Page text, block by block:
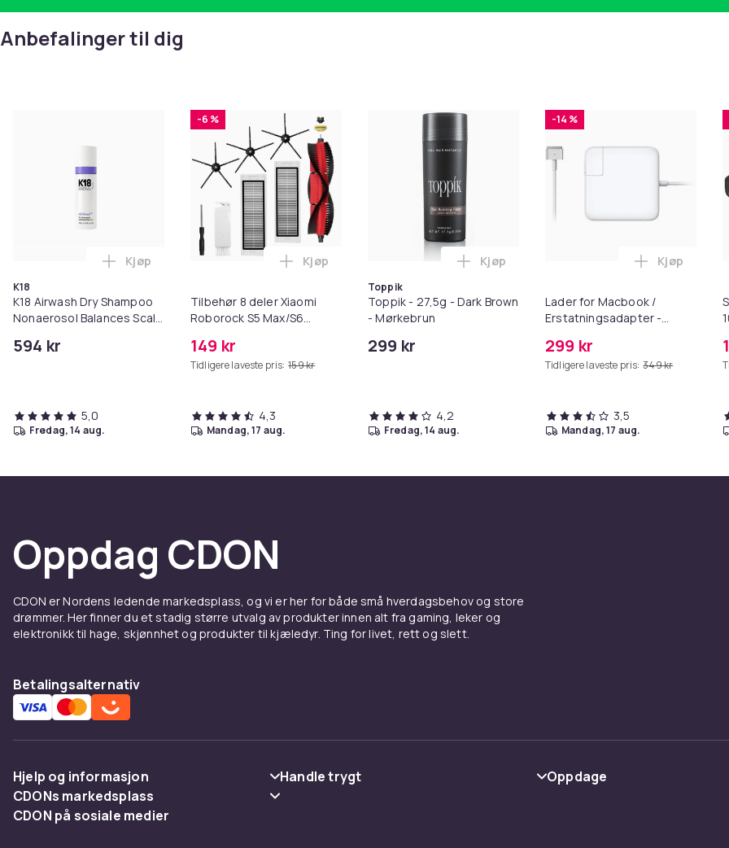
Anbefalinger til dig
K18
K18 Airwash Dry Shampoo
Nonaerosol Balances Scalp
594 kr
Legg K18 Airwash Dry Shampoo Nonaerosol Balances Scalp & Controls Excess Oil i handlekurven
Kjøp
5,0
fredag, 14 aug.
-6 %
Tilbehør 8 deler Xiaomi
Roborock S5 Max/S6
MAXV/S50/S51/S55/S5/S60/S65/S6
149 kr
Tidligere laveste pris: 159 kr
Legg Tilbehør 8 deler Xiaomi Roborock S5 Max/S6 Pure/S6 MAXV/S50/
Kjøp
4,3
mandag, 17 aug.
Toppik
Toppik - 27,5g - Dark Brown
- Mørkebrun
299 kr
Legg Toppik - 27,5g - Dark Brown -
Kjøp
4,2
fredag, 14 aug.
-14 %
Lader for Macbook /
Erstatningsadapter -
299 kr
Tidligere laveste pris: 349 kr
Legg Lader
Kjøp
3,5
mandag, 17 aug.
Oppdag CDON
CDON er Nordens ledende markedsplass, og vi er her for både små hverdagsbehov og store
drømmer. Her finner du et stadig større utvalg av produkter innen alt fra gaming, leker og
elektronikk til hage, skjønnhet og produkter til kjæledyr. Ting for livet, rett og slett.
Betalingsalternativ
Hjelp og informasjon
Vanlige spørsmål
Handle trygt
Oppdage
CDONs markedsplass
Merchant Help Center
CDON på sosiale medier